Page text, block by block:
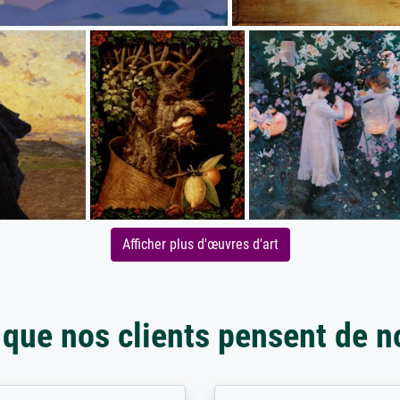
Afficher plus d'œuvres d'art
nos clients pensent de